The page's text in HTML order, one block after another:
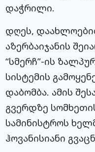
დაჭრილი.
დღეს,
აზერბაიჯანის
“სმერჩ”-ის
სისტემის
დაბომბა. ამის
გვერდზე
სამინისტროს
ჰოვანისიანი